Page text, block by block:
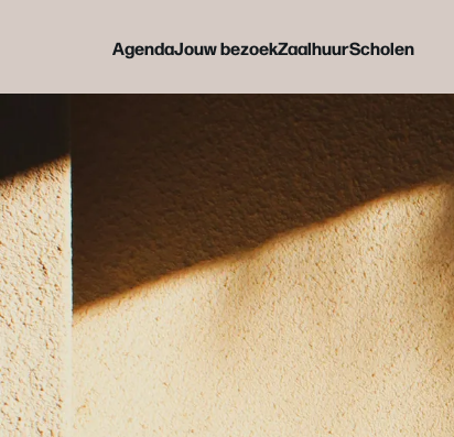
AgendaJouw bezoekZaalhuurScholen